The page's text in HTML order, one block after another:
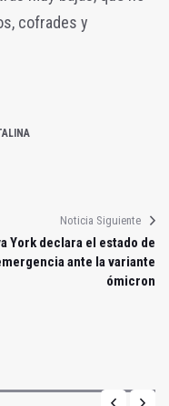
cofrades y
Noticia Siguiente
York declara el estado de
ante la variante
ómicron